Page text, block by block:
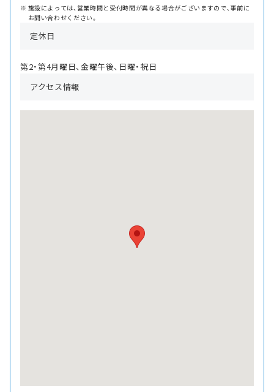
施設によっては、営業時間と受付時間が異なる場合がございますので、事前に
お問い合わせください。
定休日
第2・第4月曜日、金曜午後、日曜・祝日
アクセス情報